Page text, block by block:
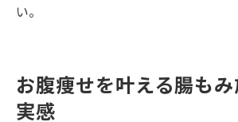
い。
お腹痩せを叶える腸も
実感